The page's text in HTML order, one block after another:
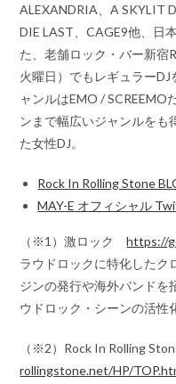
ALEXANDRIA、A SKYLIT
DIE LAST、CAGE9他、日
た、老舗ロック・バー新宿
火曜日）でもレギュラー
ャンルはEMO / SCREEMO
ンまで幅広いジャンルをも
た女性DJ。
Rock In Rolling Stone
MAY-E オフィシャル
（※1）激ロックhttps://
ラウドロックに特化したク
ジンの発行や海外バンドを
ウドロック・シーンの活性
（※2）Rock In Rolling
rollingstone.net/HP/